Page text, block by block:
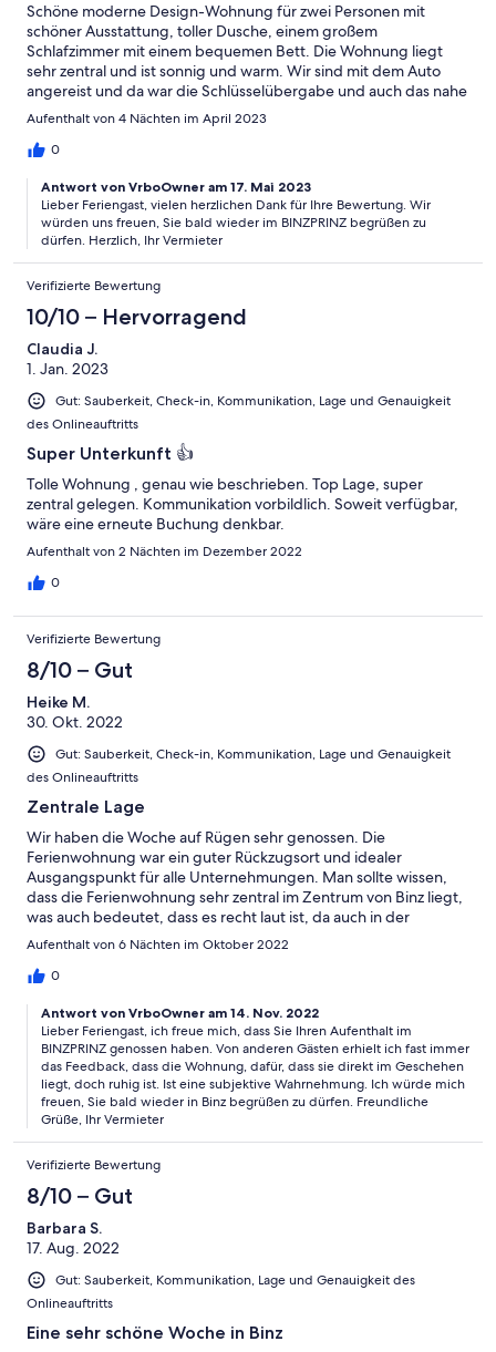
Schöne moderne Design-Wohnung für zwei Personen mit
schöner Ausstattung, toller Dusche, einem großem
Schlafzimmer mit einem bequemen Bett. Die Wohnung liegt
sehr zentral und ist sonnig und warm. Wir sind mit dem Auto
angereist und da war die Schlüsselübergabe und auch das nahe
gelegende Parkhaus kein Problem. Gekocht haben wir nicht, da
es viele tolle Restaurants direkt in der Nähe gibt, aber die Küche
ist mit allem ausgestattet, was man braucht. Super war der
Die Wohnung hat auch einen schönen Balkon, auf dem es
morgens Sonne hat. Wir freuen uns schon auf das nächste Mal
im Binzprinz und sagen Danke!!!
Aufenthalt von 4 Nächten im April 2023
0
Antwort von VrboOwner am 17. Mai 2023
Lieber Feriengast, vielen herzlichen Dank für Ihre Bewertung. Wir
würden uns freuen, Sie bald wieder im BINZPRINZ begrüßen zu
dürfen. Herzlich, Ihr Vermieter
Verifizierte Bewertung
10/10 – Hervorragend
Claudia J.
1. Jan. 2023
Gut: Sauberkeit, Check-in, Kommunikation, Lage und Genauigkeit
des Onlineauftritts
Super Unterkunft 👍
Tolle Wohnung , genau wie beschrieben. Top Lage, super
zentral gelegen. Kommunikation vorbildlich. Soweit verfügbar,
wäre eine erneute Buchung denkbar.
Aufenthalt von 2 Nächten im Dezember 2022
0
Verifizierte Bewertung
8/10 – Gut
Heike M.
30. Okt. 2022
Gut: Sauberkeit, Check-in, Kommunikation, Lage und Genauigkeit
des Onlineauftritts
Zentrale Lage
Wir haben die Woche auf Rügen sehr genossen. Die
Ferienwohnung war ein guter Rückzugsort und idealer
Ausgangspunkt für alle Unternehmungen. Man sollte wissen,
dass die Ferienwohnung sehr zentral im Zentrum von Binz liegt,
was auch bedeutet, dass es recht laut ist, da auch in der
Seitenstraße lebhafter Verkehr herrscht.
Aufenthalt von 6 Nächten im Oktober 2022
0
Antwort von VrboOwner am 14. Nov. 2022
Lieber Feriengast, ich freue mich, dass Sie Ihren Aufenthalt im
BINZPRINZ genossen haben. Von anderen Gästen erhielt ich fast immer
das Feedback, dass die Wohnung, dafür, dass sie direkt im Geschehen
liegt, doch ruhig ist. Ist eine subjektive Wahrnehmung. Ich würde mich
freuen, Sie bald wieder in Binz begrüßen zu dürfen. Freundliche
Grüße, Ihr Vermieter
Verifizierte Bewertung
8/10 – Gut
Barbara S.
17. Aug. 2022
Gut: Sauberkeit, Kommunikation, Lage und Genauigkeit des
Onlineauftritts
Eine sehr schöne Woche in Binz